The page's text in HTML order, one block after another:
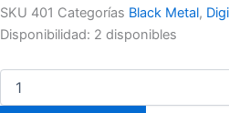
SKU 401 Categorías Black Metal,
Disponibilidad: 2 disponibles